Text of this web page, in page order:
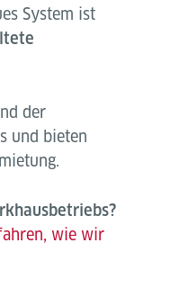
System ist
der
und bieten
wie wir